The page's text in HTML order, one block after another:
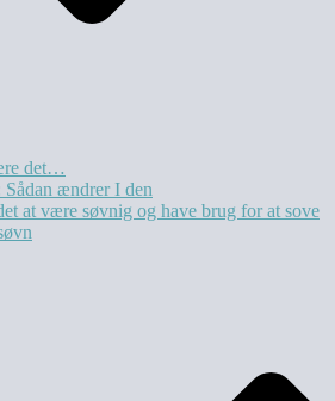
det…
Sådan ændrer I den
at være søvnig og have brug for at sove